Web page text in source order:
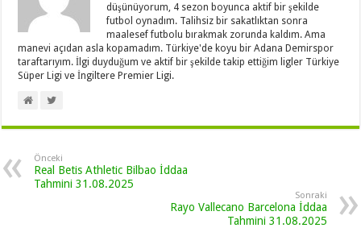
düşünüyorum, 4 sezon boyunca aktif bir şekilde
futbol oynadım. Talihsiz bir sakatlıktan sonra
maalesef futbolu bırakmak zorunda kaldım. Ama
manevi açıdan asla kopamadım. Türkiye'de koyu bir Adana Demirspor
taraftarıyım. İlgi duyduğum ve aktif bir şekilde takip ettiğim ligler Türkiye
Süper Ligi ve İngiltere Premier Ligi.
Önceki
Real Betis Athletic Bilbao İddaa
Tahmini 31.08.2025
Sonraki
Rayo Vallecano Barcelona İddaa
Tahmini 31.08.2025